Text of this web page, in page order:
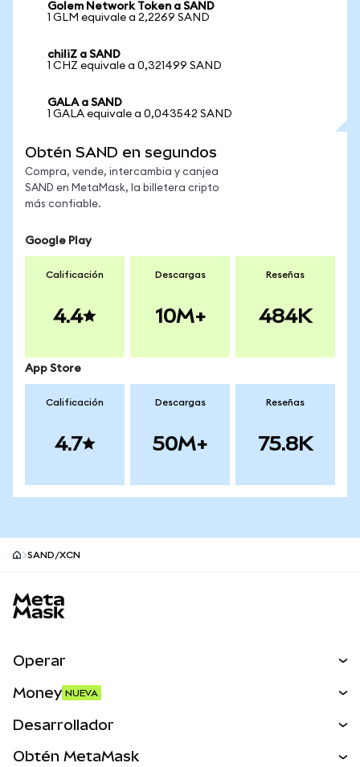
Golem Network Token a SAND
1 GLM equivale a 2,2269 SAND
chiliZ a SAND
1 CHZ equivale a 0,321499 SAND
GALA a SAND
1 GALA equivale a 0,043542 SAND
Obtén SAND en segundos
Compra, vende, intercambia y canjea
SAND en MetaMask, la billetera cripto
más confiable.
Google Play
Calificación
4.4
Descargas
10M+
Reseñas
484K
App Store
Calificación
4.7
Descargas
50M+
Reseñas
75.8K
SAND/XCN
Operar
Activos del mundo real
Money NUEVA
Desarrollador
Obtén MetaMask